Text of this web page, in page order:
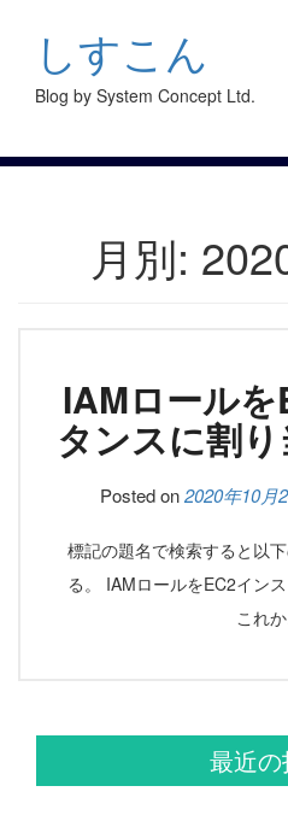
c
しすこん
Blog by System Concept Ltd.
月別:
IAMロール
タンスに割
Posted on2020年10月
標記の題名で検索すると以
る。 IAMロールをEC2イン
これ
最近